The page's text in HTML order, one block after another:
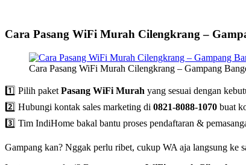
Cara Pasang WiFi Murah Cilengkrang –
Cara Pasang WiFi Murah Cilengkrang – Gampang
1️⃣ Pilih paket Pasang WiFi Murah yang sesuai dengan
2️⃣ Hubungi kontak sales marketing di 0821-8088-1070 buat
3️⃣ Tim IndiHome bakal bantu proses pendaftaran &
Gampang kan? Nggak perlu ribet, cukup WA aja langsung ke